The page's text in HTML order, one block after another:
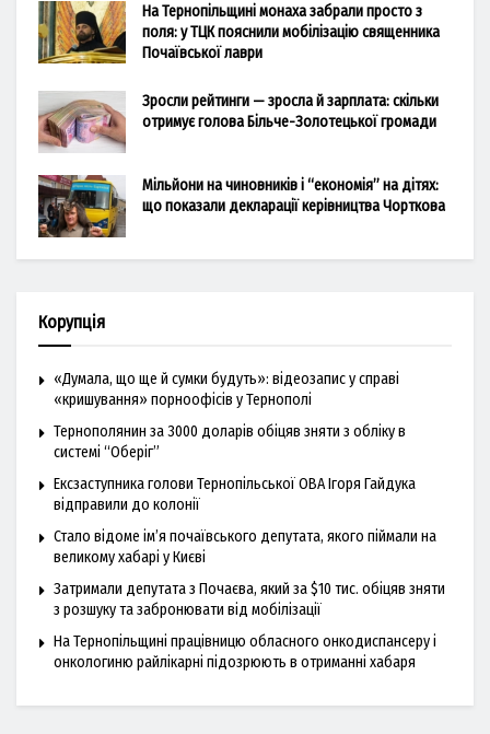
На Тернопільщині монаха забрали просто з
поля: у ТЦК пояснили мобілізацію священника
Почаївської лаври
Зросли рейтинги — зросла й зарплата: скільки
отримує голова Більче-Золотецької громади
Мільйони на чиновників і “економія” на дітях:
що показали декларації керівництва Чорткова
Корупція
«Думала, що ще й сумки будуть»: відеозапис у справі
«кришування» порноофісів у Тернополі
Тернополянин за 3000 доларів обіцяв зняти з обліку в
системі “Оберіг”
Ексзаступника голови Тернопільської ОВА Ігоря Гайдука
відправили до колонії
Стало відоме ім’я почаївського депутата, якого піймали на
великому хабарі у Києві
Затримали депутата з Почаєва, який за $10 тис. обіцяв зняти
з розшуку та забронювати від мобілізації
На Тернопільщині працівницю обласного онкодиспансеру і
онкологиню райлікарні підозрюють в отриманні хабаря